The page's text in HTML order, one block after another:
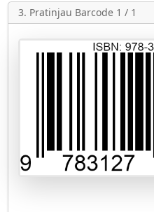
3. Pratinjau Barcode 1 / 1